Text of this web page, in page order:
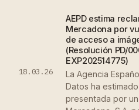
18.03.26
AEPD estima
Mercadona por
de acceso a
(Resolución PD/
EXP202514775)
La Agencia
Datos ha
presentada por